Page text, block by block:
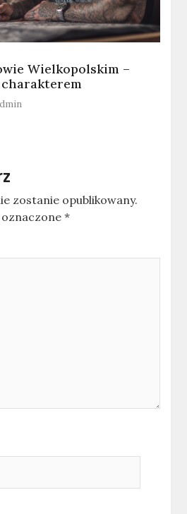
Wielkopolskim –
zostanie opublikowany.
oznaczone*